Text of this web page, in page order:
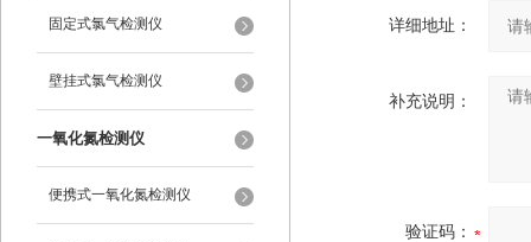
固定式氯气检测仪
壁挂式氯气检测仪
一氧化氮检测仪
便携式一氧化氮检测仪
详细地址：
补充说明：
验证码：